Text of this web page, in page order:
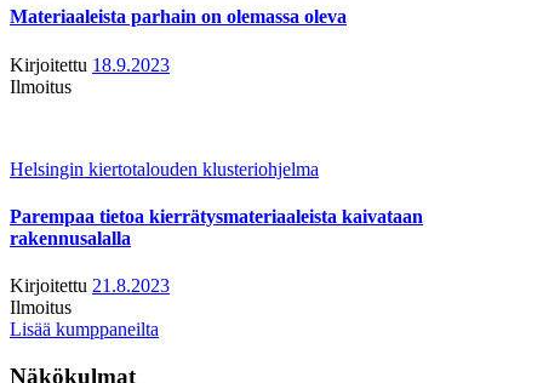
Materiaaleista parhain on olemassa oleva
Kirjoitettu 18.9.2023
Ilmoitus
Helsingin kiertotalouden klusteriohjelma
Parempaa tietoa kierrätysmateriaaleista kaivataan
rakennusalalla
Kirjoitettu 21.8.2023
Ilmoitus
Lisää kumppaneilta
Näkökulmat